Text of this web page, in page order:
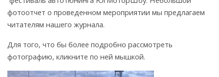
фотоотчет о проведенном мероприятии мы предлагаем
читателям нашего журнала.
Для того, что бы более подробно рассмотреть
фотографию, кликните по ней мышкой.